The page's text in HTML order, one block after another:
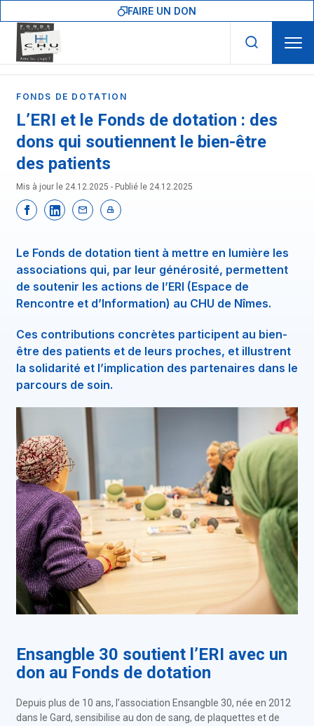
FAIRE UN DON
FONDS DE DOTATION
L’ERI et le Fonds de dotation : des
dons qui soutiennent le bien-être
des patients
Mis à jour le 24.12.2025 - Publié le 24.12.2025
Le Fonds de dotation tient à mettre en lumière les
associations qui, par leur générosité, permettent
de soutenir les actions de l’ERI (Espace de
Rencontre et d’Information) au CHU de Nîmes.
Ces contributions concrètes participent au bien-
être des patients et de leurs proches, et illustrent
la solidarité et l’implication des partenaires dans le
parcours de soin.
Ensangble 30 soutient l’ERI avec un
don au Fonds de dotation
Depuis plus de 10 ans, l’association Ensangble 30, née en 2012
dans le Gard, sensibilise au don de sang, de plaquettes et de